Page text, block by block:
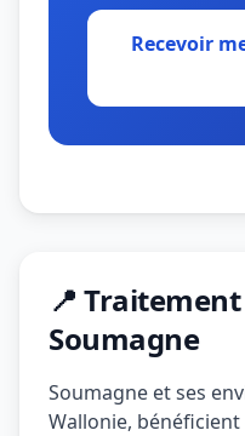
Recevoir
📍
Soumagne
Soumagne et ses
Wallonie,